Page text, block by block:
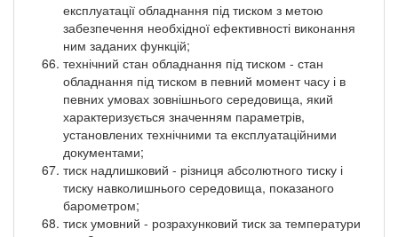
експлуатації обладнання під тиском з метою
забезпечення необхідної ефективності виконання
ним заданих функцій;
технічний стан обладнання під тиском - стан
обладнання під тиском в певний момент часу і в
певних умовах зовнішнього середовища, який
характеризується значенням параметрів,
установлених технічними та експлуатаційними
документами;
тиск надлишковий - різниця абсолютного тиску і
тиску навколишнього середовища, показаного
барометром;
тиск умовний - розрахунковий тиск за температури